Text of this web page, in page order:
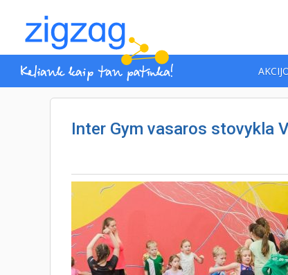
Inter Gym vasaros stovykla